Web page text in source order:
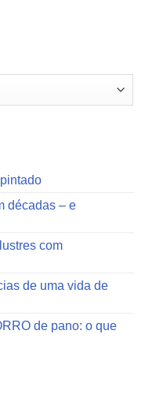
décadas – e
com
de uma vida de
de pano: o que